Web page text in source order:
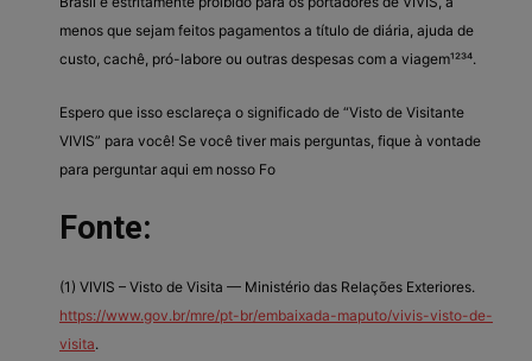
menos que sejam feitos pagamentos a título de diária, ajuda de
custo, cachê, pró-labore ou outras despesas com a viagem¹²³⁴.
Espero que isso esclareça o significado de “Visto de Visitante
VIVIS” para você! Se você tiver mais perguntas, fique à vontade
para perguntar aqui em nosso Fo
Fonte:
(1) VIVIS – Visto de Visita — Ministério das Relações Exteriores.
https://www.gov.br/mre/pt-br/embaixada-maputo/vivis-visto-de-
visita.